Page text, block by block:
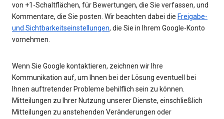
von +1-Schaltflächen, für Bewertungen, die Sie verfassen, und
Kommentare, die Sie posten. Wir beachten dabei die Freigabe-
und Sichtbarkeitseinstellungen, die Sie in Ihrem Google-Konto
vornehmen.
Wenn Sie Google kontaktieren, zeichnen wir Ihre
Kommunikation auf, um Ihnen bei der Lösung eventuell bei
Ihnen auftretender Probleme behilflich sein zu können.
Mitteilungen zu Ihrer Nutzung unserer Dienste, einschließlich
Mitteilungen zu anstehenden Veränderungen oder